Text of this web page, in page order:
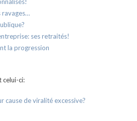
ravages…
ses retraités!
la progression
celui-ci:
cause de viralité excessive?